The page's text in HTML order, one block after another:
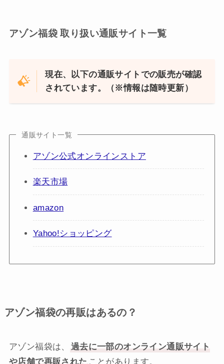
アゾン福袋 取り扱い通販サイト一覧
現在、以下の通販サイトでの販売が確認
されています。（※情報は随時更新）
通販サイト一覧
アゾン公式オンラインストア
楽天市場
amazon
Yahoo!ショッピング
アゾン福袋の再販はあるの？
アゾン福袋は、
過去に一部のオンライン通販サイト
や店舗で再販された ことがあります。